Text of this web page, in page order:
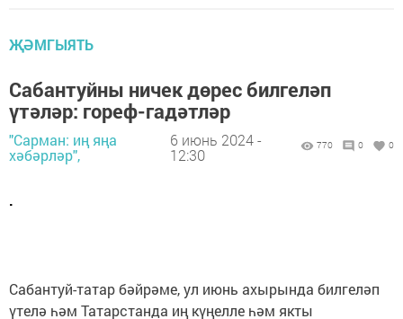
ҖӘМГЫЯТЬ
Сабантуйны ничек дөрес билгеләп
үтәләр: гореф-гадәтләр
"Сарман: иң яңа
хәбәрләр",
6 июнь 2024 -
12:30
770 0 0
.
Сабантуй-татар бәйрәме, ул июнь ахырында билгеләп
үтелә һәм Татарстанда иң күңелле һәм якты